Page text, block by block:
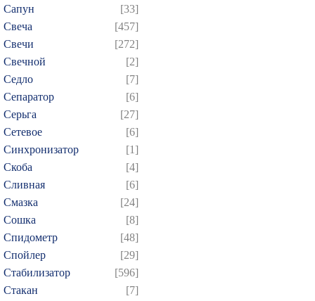
Сапун
[33]
Свеча
[457]
Свечи
[272]
Свечной
[2]
Седло
[7]
Сепаратор
[6]
Серьга
[27]
Сетевое
[6]
Синхронизатор
[1]
Скоба
[4]
Сливная
[6]
Смазка
[24]
Сошка
[8]
Спидометр
[48]
Спойлер
[29]
Стабилизатор
[596]
Стакан
[7]